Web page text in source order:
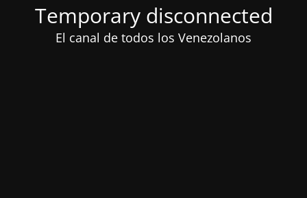
Temporary disconnected
El canal de todos los Venezolanos